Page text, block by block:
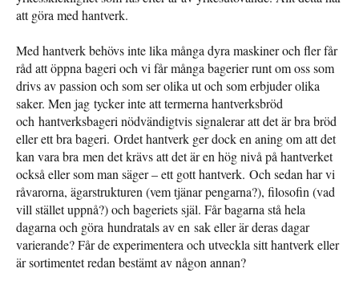
att göra med hantverk.
Med hantverk behövs inte lika många dyra maskiner och fler får
råd att öppna bageri och vi får många bagerier runt om oss som
drivs av passion och som ser olika ut och som erbjuder olika
saker. Men jag tycker inte att termerna hantverksbröd
och hantverksbageri nödvändigtvis signalerar att det är bra bröd
eller ett bra bageri. Ordet hantverk ger dock en aning om att det
kan vara bra men det krävs att det är en hög nivå på hantverket
också eller som man säger – ett gott hantverk. Och sedan har vi
råvarorna, ägarstrukturen (vem tjänar pengarna?), filosofin (vad
vill stället uppnå?) och bageriets själ. Får bagarna stå hela
dagarna och göra hundratals av en sak eller är deras dagar
varierande? Får de experimentera och utveckla sitt hantverk eller
är sortimentet redan bestämt av någon annan?